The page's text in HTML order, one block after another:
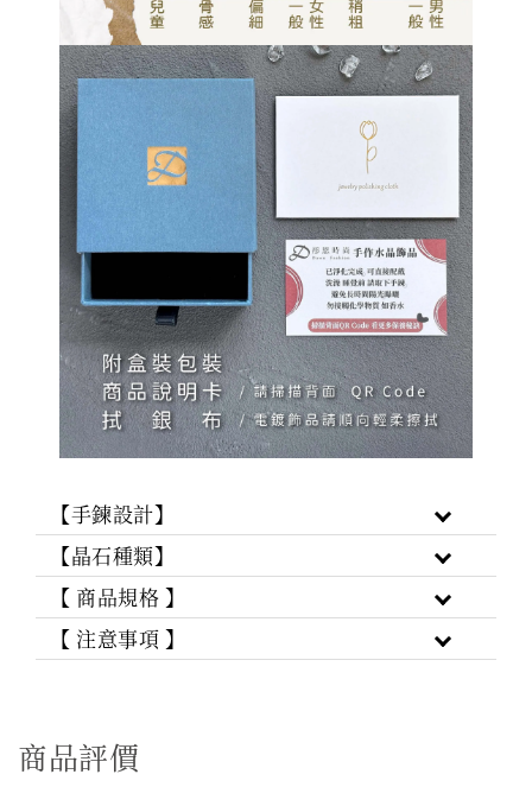
【手鍊設計】
【晶石種類】
【 商品規格 】
【 注意事項 】
商品評價